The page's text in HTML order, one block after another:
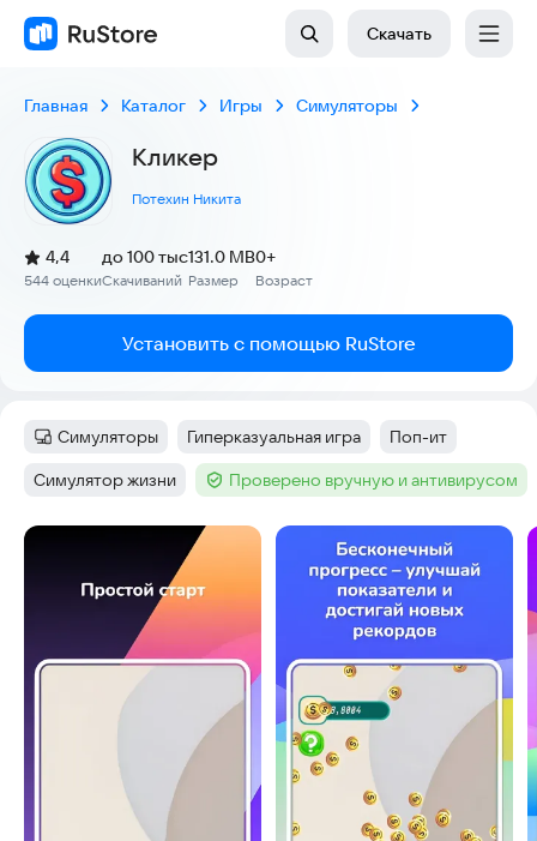
Скачать
Главная Каталог Игры Симуляторы
Кликер
Потехин Никита
Рейтинг:
4,4
(
544 оценки
)
Скачиваний
до 100 тыс
Размер
131.0 MB
Возраст
0+
Установить с помощью RuStore
Категория:
Симуляторы Тег:
Гиперказуальная игра Тег:
Поп-ит
Тег:
Симулятор жизни Тег :Проверено вручную и антивирусом
Скриншоты